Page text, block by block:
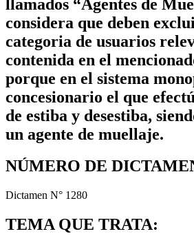
llamados “Agentes de
considera que deben
categoria de usuarios
contenida en el
porque en el sistema
concesionario el que
de estiba y desestiba,
un agente de muellaje.
NÚMERO DE
Dictamen N° 1280
TEMA QUE TRATA: